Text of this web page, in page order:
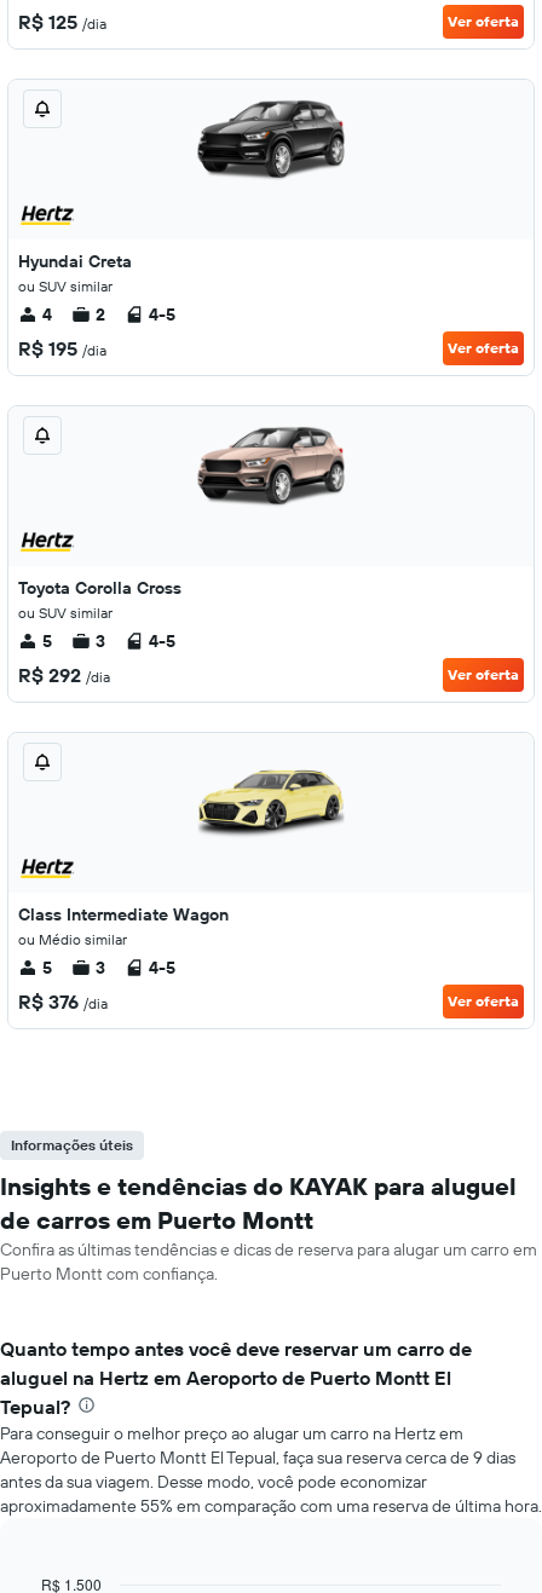
R$ 125 /dia Ver oferta
Hyundai Creta
ou SUV similar
4 2 4-5
R$ 195 /dia Ver oferta
Toyota Corolla Cross
ou SUV similar
5 3 4-5
R$ 292 /dia Ver oferta
Class Intermediate Wagon
ou Médio similar
5 3 4-5
R$ 376 /dia Ver oferta
Informações úteis
Insights e tendências do KAYAK para aluguel
de carros em Puerto Montt
Confira as últimas tendências e dicas de reserva para alugar um carro em
Puerto Montt com confiança.
Quanto tempo antes você deve reservar um carro de
aluguel na Hertz em Aeroporto de Puerto Montt El
Tepual?
Para conseguir o melhor preço ao alugar um carro na Hertz em
Aeroporto de Puerto Montt El Tepual, faça sua reserva cerca de 9 dias
antes da sua viagem. Desse modo, você pode economizar
aproximadamente 55% em comparação com uma reserva de última hora.
Line
Chart
R$ 1.500